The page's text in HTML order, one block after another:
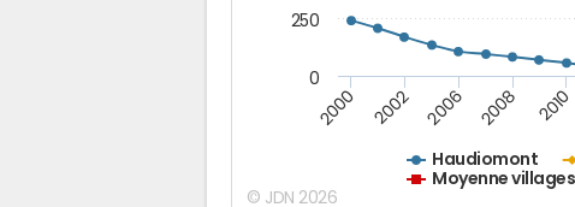
Haudiomont
Moyenne
2000 2002 2006 2008 2010
0
250
© JDN 2026